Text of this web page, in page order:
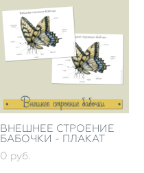
ВНЕШНЕЕ СТРОЕНИЕ
БАБОЧКИ - ПЛАКАТ
0 pуб.